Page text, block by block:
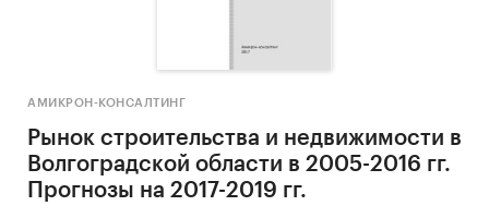
АМИКРОН-КОНСАЛТИНГ
Рынок строительства и недвижимости в
Волгоградской области в 2005-2016 гг.
Прогнозы на 2017-2019 гг.